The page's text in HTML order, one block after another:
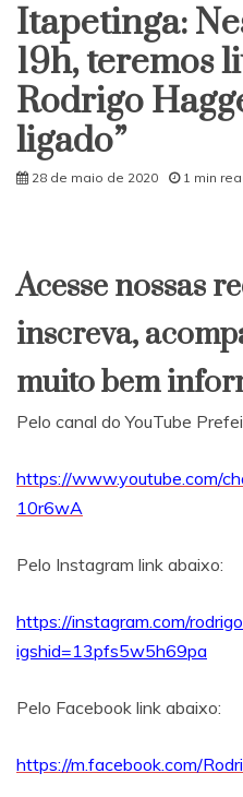
Vitória
da
Conquista
para
realização
pública
pandemia
região
Itapetinga:
19h, teremos
Rodrigo
ligado”
28 de maio de 2020 1 min
Acesse nossas
inscreva,
muito bem
Pelo canal do YouTube
https://www.youtube.com/
10r6wA
Pelo Instagram link abaixo:
https://instagram.com/
igshid=13pfs5w5h69pa
Pelo Facebook link abaixo:
https://m.facebook.com/